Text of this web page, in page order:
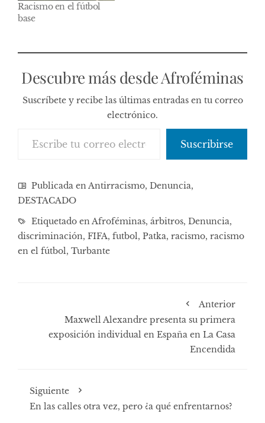
Racismo en el fútbol
base
Descubre más desde Afroféminas
Suscríbete y recibe las últimas entradas en tu correo
electrónico.
Suscribirse
Publicada enAntirracismo, Denuncia,
DESTACADO
Etiquetado enAfroféminas, árbitros, Denuncia,
discriminación, FIFA, futbol, Patka, racismo, racismo
en el fútbol, Turbante
Anterior
Maxwell Alexandre presenta su primera
exposición individual en España en La Casa
Encendida
Siguiente
En las calles otra vez, pero ¿a qué enfrentarnos?